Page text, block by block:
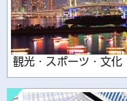
観光・スポーツ・文化